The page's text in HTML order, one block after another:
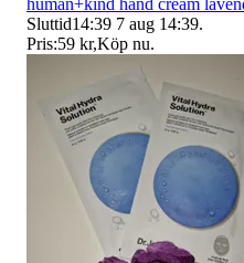
Sluttid14:39 7 aug 14:39.
Pris:59 kr,Köp nu.